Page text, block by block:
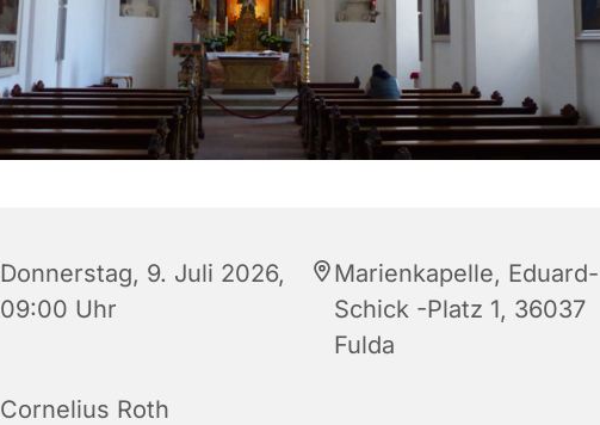
Donnerstag, 9. Juli 2026,
09:00 Uhr
Marienkapelle, Eduard-
Schick -Platz 1, 36037
Fulda
Cornelius Roth